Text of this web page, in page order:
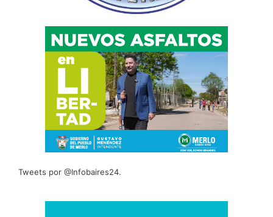
Tweets por @Infobaires24.